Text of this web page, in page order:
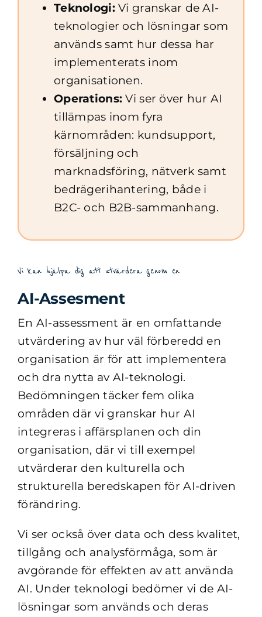
Teknologi:Vi granskar de AI-
teknologier och lösningar som
används samt hur dessa har
implementerats inom
organisationen.
Operations: Vi ser över hur AI
tillämpas inom fyra
kärnområden: kundsupport,
försäljning och
marknadsföring, nätverk samt
bedrägerihantering, både i
B2C- och B2B-sammanhang.
Vi kan hjälpa dig att utvärdera genom en
AI-Assesment
En AI-assessment är en omfattande
utvärdering av hur väl förberedd en
organisation är för att implementera
och dra nytta av AI-teknologi.
Bedömningen täcker fem olika
områden där vi granskar hur AI
integreras i affärsplanen och din
organisation, där vi till exempel
utvärderar den kulturella och
strukturella beredskapen för AI-driven
förändring.
Vi ser också över data och dess kvalitet,
tillgång och analysförmåga, som är
avgörande för effekten av att använda
AI. Under teknologi bedömer vi de AI-
lösningar som används och deras